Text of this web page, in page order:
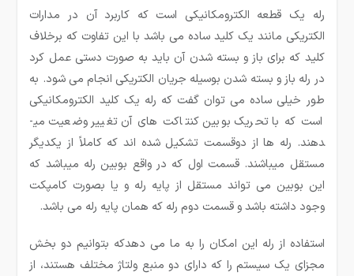
رله یک قطعه الکترومکانیکی است که کاربرد آن در مدارات
الکتریکی مانند یک کلید ساده می باشد با این تفاوت که برخلاف
کلید که برای باز و بسته شدن آن باید به صورت دستی عمل کرد
در رله باز و بسته شدن بوسیله جریان الکتریکی انجام می شود. به
طور خیلی ساده می ­توان گفت که رله یک کلید الکترومکانیکی
است که با تحریک بوبین کنتاکت های آن تغییر وضعیت می­
دهند. رله ها از دوقسمت تشکیل شده ­اند که کاملاً از یکدیگر
مستقل می­باشند. قسمت اول که در واقع بوبین رله می­باشد که
این بوبین می تواند مستقل از پایه رله و یا بصورت کامپکت
وجود داشته باشد و قسمت دوم رله که همان پایه رله می ­باشد.
استفاده از رله این امکان را به ما می دهدکه بتوانیم دو بخش
مجزای یک سیستم را که دارای دو منبع ولتاژ مختلف هستند، از